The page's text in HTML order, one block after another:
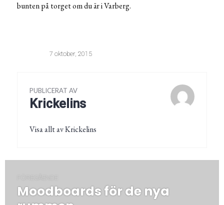
bunten på torget om du är i Varberg.
7 oktober, 2015
PUBLICERAT AV
Krickelins
Visa allt av Krickelins
FÖREGÅENDE
Föregående
post:
Moodboards för de nya